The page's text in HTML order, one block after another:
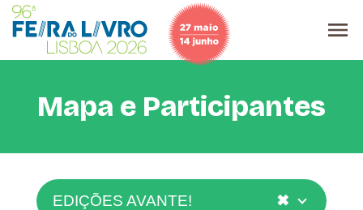
Mapa e Participantes
EDIÇÕES AVANTE! ✖